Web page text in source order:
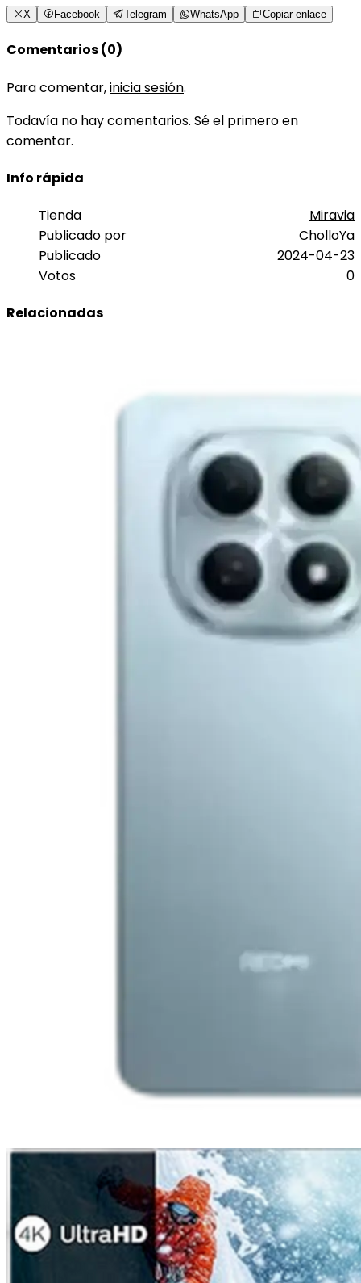
X Facebook Telegram WhatsApp Copiar enlace
Comentarios (0)
Para comentar,inicia sesión.
Todavía no hay comentarios. Sé el primero en
comentar.
Info rápida
Tienda
Miravia
Publicado por
CholloYa
Publicado
2024-04-23
Votos
0
Relacionadas